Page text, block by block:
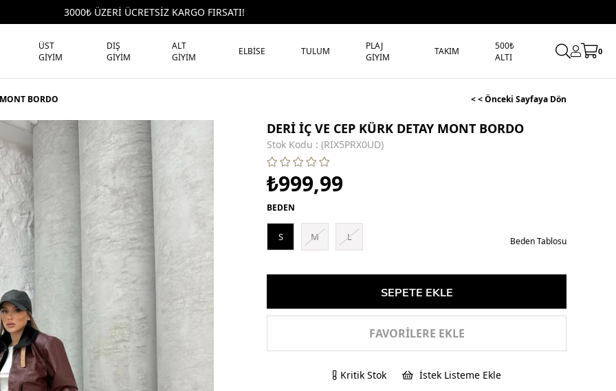
3000₺ ÜZERİ ÜCRETSİZ KARGO FIRSATI!
ÜST
GİYİM
DIŞ
GİYİM
ALT
GİYİM
ELBİSE TULUM
PLAJ
GİYİM
TAKIM
500₺
ALTI
0
BORDO < < Önceki Sayfaya Dön
DERİ İÇ VE CEP KÜRK DETAY MONT BORDO
Stok Kodu (RIX5PRX0UD)
₺999,99
BEDEN
S M L Beden Tablosu
FAVORILERE EKLE
Kritik Stok İstek Listeme Ekle